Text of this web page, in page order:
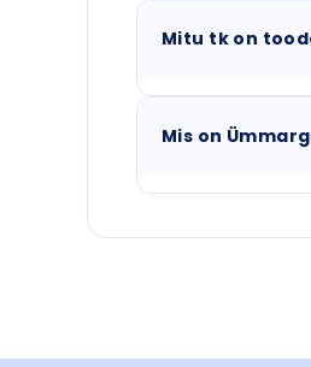
Mitu tk on
Mis on